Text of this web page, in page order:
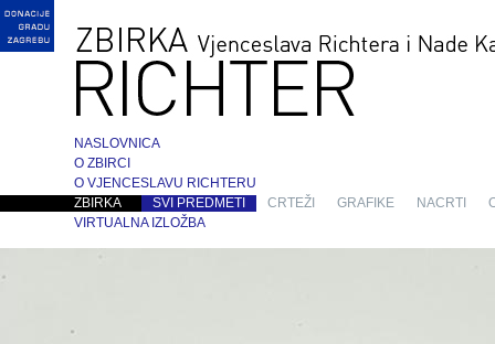
NASLOVNICA
O ZBIRCI
O VJENCESLAVU RICHTERU
ZBIRKA
SVI PREDMETI CRTEŽI GRAFIKE NACRTI
VIRTUALNA IZLOŽBA